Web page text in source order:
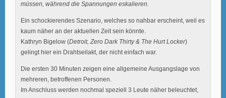
müssen, während die Spannungen eskalieren.
Ein schockierendes Szenario, welches so nahbar erscheint, weil es
kaum näher an der aktuellen Zeit sein könnte.
Kathryn Bigelow (Detroit, Zero Dark Thirty & The Hurt Locker)
gelingt hier ein Drahtseilakt, der nicht einfach war.
Die ersten 30 Minuten zeigen eine allgemeine Ausgangslage von
mehreren, betroffenen Personen.
Im Anschluss werden nochmal speziell 3 Leute näher beleuchtet,